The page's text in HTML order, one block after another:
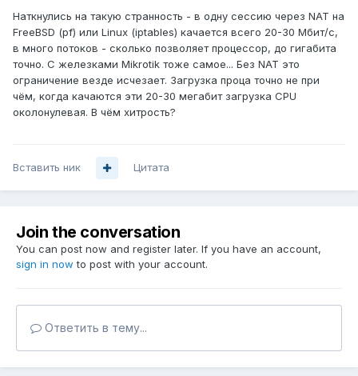
Наткнулись на такую странность - в одну сессию через NAT на
FreeBSD (pf) или Linux (iptables) качается всего 20-30 Мбит/с,
в много потоков - сколько позволяет процессор, до гигабита
точно. C железками Mikrotik тоже самое... Без NAT это
ограничение везде исчезает. Загрузка проца точно не при
чём, когда качаются эти 20-30 мегабит загрузка CPU
околонулевая. В чём хитрость?
Вставить ник Цитата
Join the conversation
You can post now and register later. If you have an account,
sign in now to post with your account.
Ответить в тему...